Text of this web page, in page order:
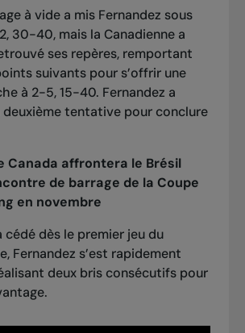
à vide a mis Fernandez sous
30-40, mais la Canadienne a
ses repères, remportant
suivants pour s’offrir une
à 2-5, 15-40. Fernandez a
tentative pour conclure
Canada affrontera le Brésil
de barrage de la Coupe
en novembre
cédé dès le premier jeu du
Fernandez s’est rapidement
deux bris consécutifs pour